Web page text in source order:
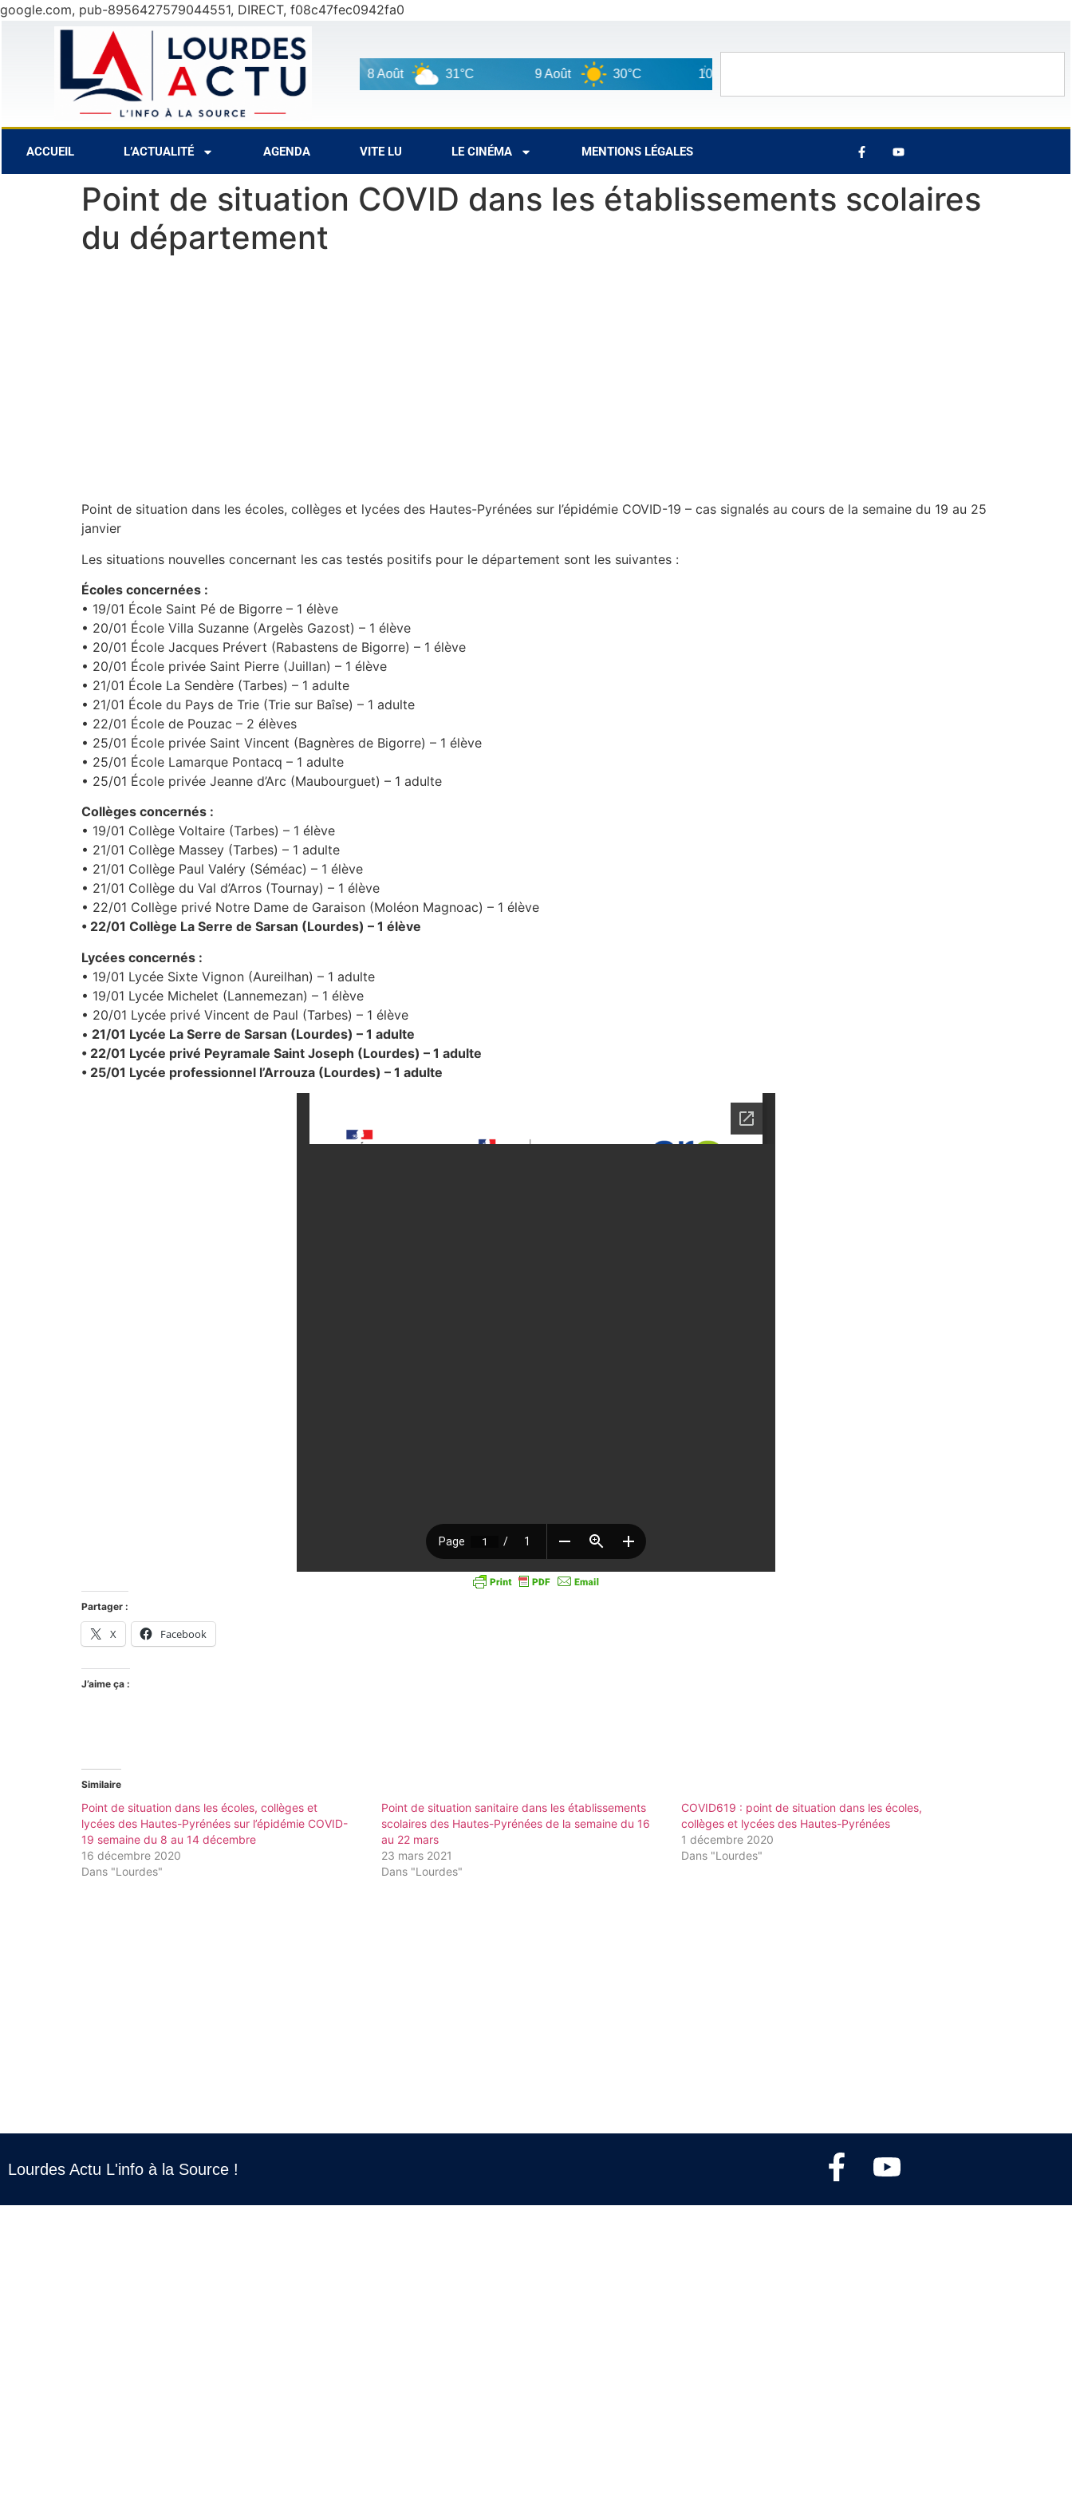
google.com, pub-8956427579044551, DIRECT, f08c47fec0942fa0
7 Août 27°C 8 Août 31°C 9 Août 30°C 10 Août
ACCUEIL L’ACTUALITÉ AGENDA VITE LU LE CINÉMA MENTIONS LÉGALES
Point de situation COVID dans les établissements scolaires
du département
Point de situation dans les écoles, collèges et lycées des Hautes-Pyrénées sur l’épidémie COVID-19 – cas signalés au cours de la semaine du 19 au 25
janvier
Les situations nouvelles concernant les cas testés positifs pour le département sont les suivantes :
Écoles concernées :
• 19/01 École Saint Pé de Bigorre – 1 élève
• 20/01 École Villa Suzanne (Argelès Gazost) – 1 élève
• 20/01 École Jacques Prévert (Rabastens de Bigorre) – 1 élève
• 20/01 École privée Saint Pierre (Juillan) – 1 élève
• 21/01 École La Sendère (Tarbes) – 1 adulte
• 21/01 École du Pays de Trie (Trie sur Baîse) – 1 adulte
• 22/01 École de Pouzac – 2 élèves
• 25/01 École privée Saint Vincent (Bagnères de Bigorre) – 1 élève
• 25/01 École Lamarque Pontacq – 1 adulte
• 25/01 École privée Jeanne d’Arc (Maubourguet) – 1 adulte
Collèges concernés :
• 19/01 Collège Voltaire (Tarbes) – 1 élève
• 21/01 Collège Massey (Tarbes) – 1 adulte
• 21/01 Collège Paul Valéry (Séméac) – 1 élève
• 21/01 Collège du Val d’Arros (Tournay) – 1 élève
• 22/01 Collège privé Notre Dame de Garaison (Moléon Magnoac) – 1 élève
• 22/01 Collège La Serre de Sarsan (Lourdes) – 1 élève
Lycées concernés :
• 19/01 Lycée Sixte Vignon (Aureilhan) – 1 adulte
• 19/01 Lycée Michelet (Lannemezan) – 1 élève
• 20/01 Lycée privé Vincent de Paul (Tarbes) – 1 élève
• 21/01 Lycée La Serre de Sarsan (Lourdes) – 1 adulte
• 22/01 Lycée privé Peyramale Saint Joseph (Lourdes) – 1 adulte
• 25/01 Lycée professionnel l’Arrouza (Lourdes) – 1 adulte
Partager :
X Facebook
J’aime ça :
Similaire
Point de situation dans les écoles, collèges et
lycées des Hautes-Pyrénées sur l’épidémie COVID-
19 semaine du 8 au 14 décembre
16 décembre 2020
Dans "Lourdes"
Point de situation sanitaire dans les établissements
scolaires des Hautes-Pyrénées de la semaine du 16
au 22 mars
23 mars 2021
Dans "Lourdes"
COVID619 : point de situation dans les écoles,
collèges et lycées des Hautes-Pyrénées
1 décembre 2020
Dans "Lourdes"
Lourdes Actu L'info à la Source !